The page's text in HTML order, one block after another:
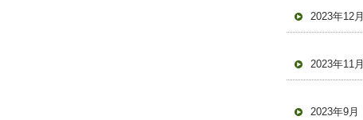
2023年12月
2023年11月
2023年9月